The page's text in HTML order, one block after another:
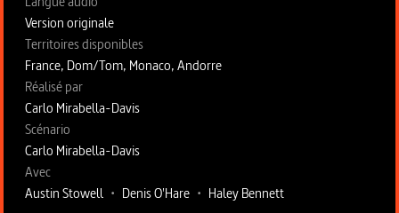
Version originale
Territoires disponibles
France, Dom/Tom, Monaco, Andorre
Fiche technique section droite
Réalisé par
Carlo Mirabella-Davis
Scénario
Carlo Mirabella-Davis
Avec
Austin Stowell • Denis O'Hare • Haley Bennett